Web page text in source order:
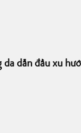
dẫn đầu xu